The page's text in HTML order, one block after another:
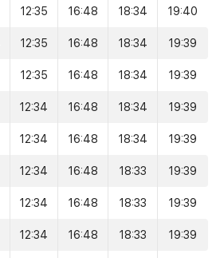
12:35 16:48 18:34 19:40
12:35 16:48 18:34 19:39
12:35 16:48 18:34 19:39
12:34 16:48 18:34 19:39
12:34 16:48 18:34 19:39
12:34 16:48 18:33 19:39
12:34 16:48 18:33 19:39
12:34 16:48 18:33 19:39